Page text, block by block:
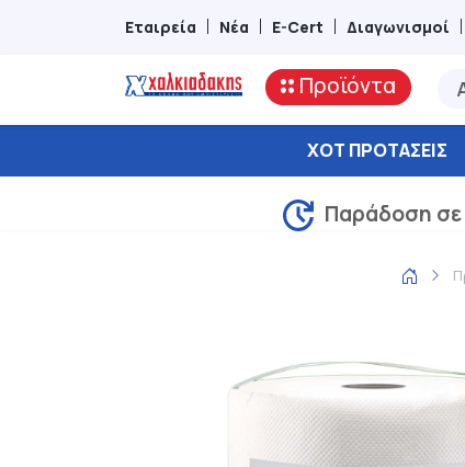
Εταιρεία Νέα E-Cert Διαγωνισμοί
Προϊόντα
ΧΟΤ ΠΡΟΤΆΣΕΙΣ
Παράδοση